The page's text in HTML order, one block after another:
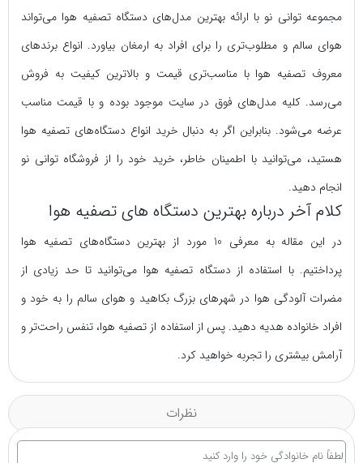
مجموعه توانی نو با ارائه بهترین مدل‌های دستگاه تصفیه هوا می‌تواند
هوای سالم و مطلوب‌تری را برای افراد به ارمغان بیاورد. انواع برندهای
معروف تصفیه هوا با مناسب‌تری قیمت و بالاترین کیفیت به فروش
می‌رسد. کلیه مدل‌های فوق در سایت موجود بوده و با قیمت مناسب
عرضه می‌شود. بنابراین اگر به دنبال خرید انواع دستگاه‌های تصفیه هوا
هستید، می‌توانید با اطمینان خاطر، خرید خود را از فروشگاه توانی نو
انجام دهید.
کلام آخر درباره بهترین دستگاه های تصفیه هوا
در این مقاله به معرفی 10 مورد از بهترین دستگاه‌های تصفیه هوا
پرداختیم. با استفاده از دستگاه تصفیه هوا می‌توانید تا حد زیادی از
مضرات آلودگی هوا در شهرهای بزرگ بکاهید و هوای سالم را به خود و
افراد خانواده هدیه دهید. پس از استفاده از تصفیه هوا، تنفس راحت‌تر و
آرامش بیشتری را تجربه خواهید کرد.
نظرات